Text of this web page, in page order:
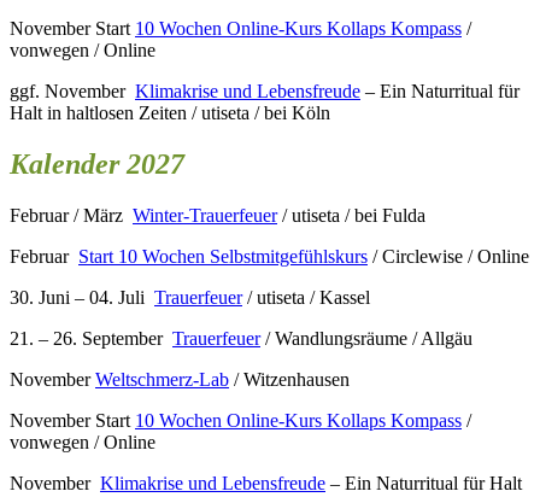
November Start 10 Wochen Online-Kurs Kollaps Kompass /
vonwegen / Online
ggf. November Klimakrise und Lebensfreude – Ein Naturritual für
Halt in haltlosen Zeiten / utiseta / bei Köln
Kalender 2027
Februar / März Winter-Trauerfeuer/ utiseta / bei Fulda
Februar Start 10 Wochen Selbstmitgefühlskurs / Circlewise / Online
30. Juni – 04. Juli Trauerfeuer/ utiseta / Kassel
21. – 26. September Trauerfeuer/ Wandlungsräume / Allgäu
NovemberWeltschmerz-Lab / Witzenhausen
November Start 10 Wochen Online-Kurs Kollaps Kompass /
vonwegen / Online
November Klimakrise und Lebensfreude – Ein Naturritual für Halt